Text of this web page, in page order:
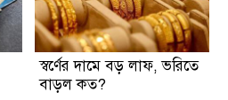
স্বর্ণের দামে বড় লাফ, ভরিতে
বাড়ল কত?